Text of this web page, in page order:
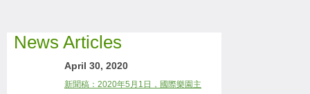
News Articles
April 30, 2020
新聞稿：2020年5月1日，國際樂園主